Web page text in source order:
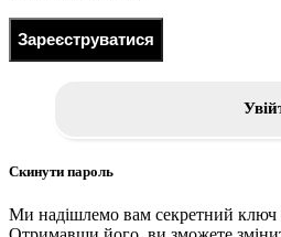
Зареєструватися
Скинути пароль
Ми надішлемо вам секретний